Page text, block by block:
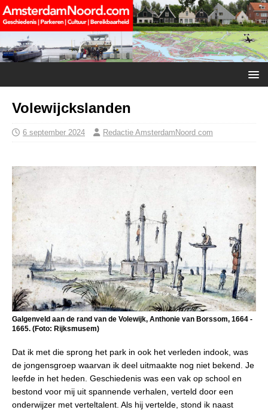
Volewijckslanden
6 september 2024 Redactie AmsterdamNoord com
Galgenveld aan de rand van de Volewijk, Anthonie van Borssom, 1664 -
1665. (Foto: Rijksmusem)
Dat ik met die sprong het park in ook het verleden indook, was
de jongensgroep waarvan ik deel uitmaakte nog niet bekend. Je
leefde in het heden. Geschiedenis was een vak op school en
bestond voor mij uit spannende verhalen, verteld door een
onderwijzer met verteltalent. Als hij vertelde, stond ik naast